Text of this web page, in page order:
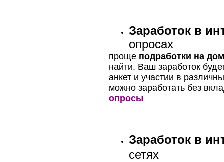
Заработок в
опросах
проще подработки на
найти. Ваш заработок
анкет и участии в
можно заработать без
опросы
Заработок в
сетях